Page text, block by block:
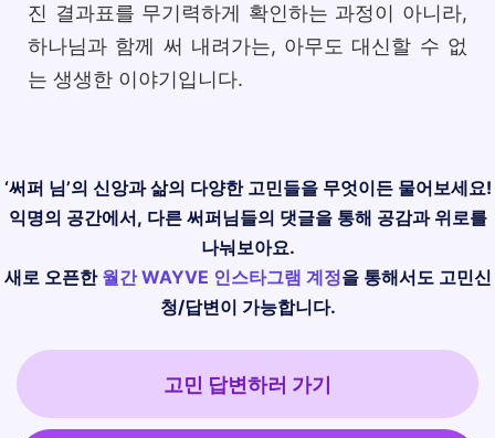
진 결과표를 무기력하게 확인하는 과정이 아니라,
하나님과 함께 써 내려가는, 아무도 대신할 수 없
는 생생한 이야기입니다.
‘써퍼 님’의 신앙과 삶의 다양한 고민들을 무엇이든 물어보세요!
익명의 공간에서, 다른 써퍼님들의 댓글을 통해 공감과 위로를
나눠보아요.
새로 오픈한 월간 WAYVE 인스타그램 계정을 통해서도 고민신
청/답변이 가능합니다.
고민 답변하러 가기